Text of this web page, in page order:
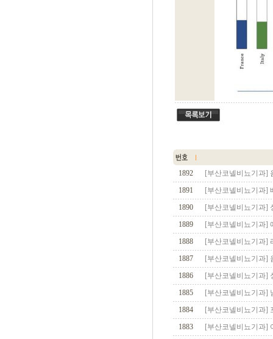
1892
[부산코넬비뇨기과]
1891
[부산코넬비뇨기과]
1890
[부산코넬비뇨기과]
1889
[부산코넬비뇨기과]
1888
[부산코넬비뇨기과]
1887
[부산코넬비뇨기과]
1886
[부산코넬비뇨기과]
1885
[부산코넬비뇨기과]
1884
[부산코넬비뇨기과]
1883
[부산코넬비뇨기과]